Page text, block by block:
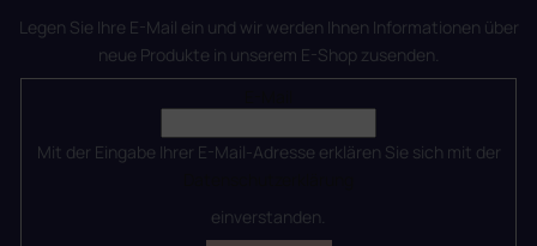
Legen Sie Ihre E-Mail ein und wir werden Ihnen Informationen über
neue Produkte in unserem E-Shop zusenden.
Mit der Eingabe Ihrer E-Mail-Adresse erklären Sie sich mit der
einverstanden.